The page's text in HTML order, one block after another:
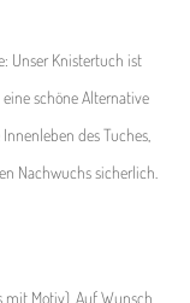
Unser Knistertuch ist
schöne Alternative
des Tuches,
Nachwuchs sicherlich.
Motiv). Auf Wunsch